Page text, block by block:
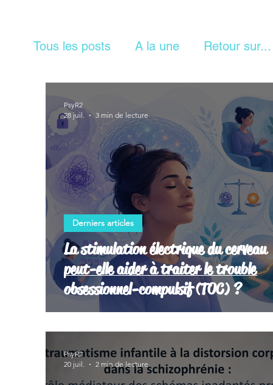
Tous les posts A la une Retour sur...
La stimulation électrique du cerveau
peut-elle aider à traiter le trouble
obsessionnel-compulsif (TOC) ?
Derniers articles
PsyR2
28 juil.
3 min de lecture
PsyR2
20 juil.
2 min de lecture